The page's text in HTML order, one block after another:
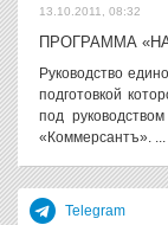
13.10.2011, 08:32
ПРОГРАММА
Руководство
подготовкой
под
«Коммерсантъ». ...
Telegram